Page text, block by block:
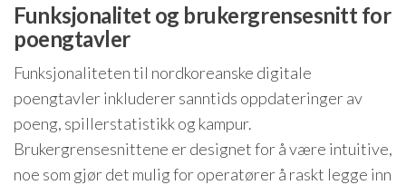
Funksjonalitet og brukergrensesnitt for
poengtavler
Funksjonaliteten til nordkoreanske digitale
poengtavler inkluderer sanntids oppdateringer av
poeng, spillerstatistikk og kampur.
Brukergrensesnittene er designet for å være intuitive,
noe som gjør det mulig for operatører å raskt legge inn